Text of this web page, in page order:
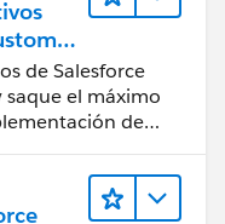
de Salesforce
saque el máximo
de